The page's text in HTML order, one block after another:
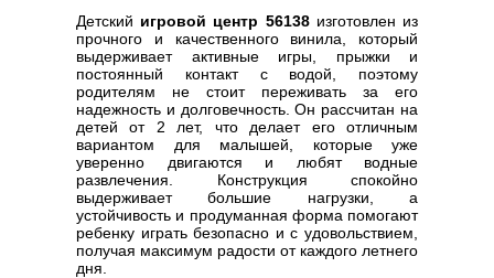
Детский игровой центр 56138изготовлен из
прочного и качественного винила, который
выдерживает активные игры, прыжки и
постоянный контакт с водой, поэтому
родителям не стоит переживать за его
надежность и долговечность. Он рассчитан на
детей от 2 лет, что делает его отличным
вариантом для малышей, которые уже
уверенно двигаются и любят водные
развлечения. Конструкция спокойно
выдерживает большие нагрузки, а
устойчивость и продуманная форма помогают
ребенку играть безопасно и с удовольствием,
получая максимум радости от каждого летнего
дня.